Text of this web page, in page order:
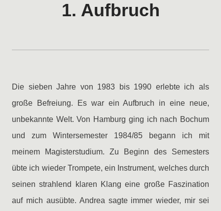
1. Aufbruch
Die sieben Jahre von 1983 bis 1990 erlebte ich als
große Befreiung. Es war ein Aufbruch in eine neue,
unbekannte Welt. Von Hamburg ging ich nach Bochum
und zum Wintersemester 1984/85 begann ich mit
meinem Magisterstudium. Zu Beginn des Semesters
übte ich wieder Trompete, ein Instrument, welches durch
seinen strahlend klaren Klang eine große Faszination
auf mich ausübte. Andrea sagte immer wieder, mir sei